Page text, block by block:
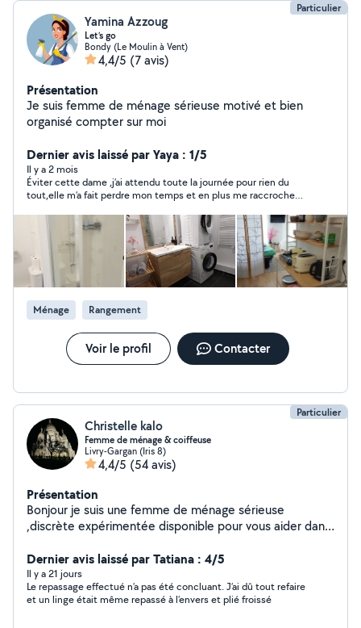
Particulier
Yamina Azzoug
Let’s go
Bondy (Le Moulin à Vent)
4,4/5 (7 avis)
Présentation
Je suis femme de ménage sérieuse motivé et bien
organisé compter sur moi
Dernier avis laissé par Yaya : 1/5
Il y a 2 mois
Éviter cette dame ,j’ai attendu toute la journée pour rien du
tout,elle m’a fait perdre mon temps et en plus me raccroche
Ménage Rangement
Voir le profil Contacter
Particulier
Christelle kalo
Femme de ménage & coiffeuse
Livry-Gargan (Iris 8)
4,4/5 (54 avis)
Présentation
Bonjour je suis une femme de ménage sérieuse
,discrète expérimentée disponible pour vous aider dans
complet( sols,cuisine, salle de bain etc,
)repassage,rangement,vaisselle,garde d'enfants,tressés
africaines n'hésitez pas à me contacter merci
Dernier avis laissé par Tatiana : 4/5
Il y a 21 jours
Le repassage effectué n’a pas été concluant. J’ai dû tout refaire
et un linge était même repassé à l’envers et plié froissé